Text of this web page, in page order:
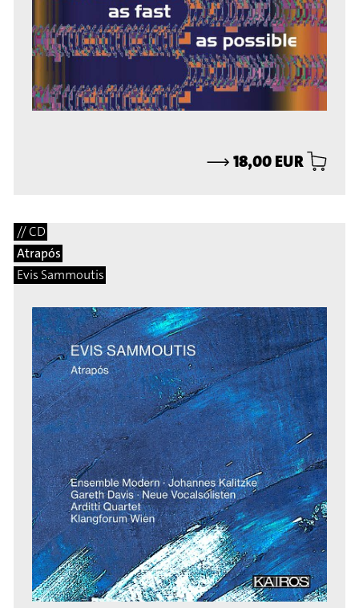
⟶18,00 EUR
// CD
Atrapós
Evis Sammoutis